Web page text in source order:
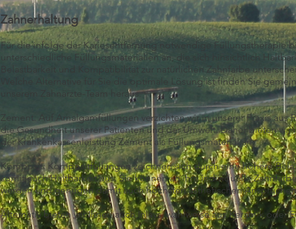
Zahnerhaltung
Für die infolge der Kariesentfernung notwendige Füllungstherapie
unterschiedliche Füllungsmaterialien an, die sich hinsichtlich
Belastbarkeit und Kompatibilität zur natürlichen Zahnfarbe
Welche Alternative für Sie die optimale Lösung ist finden Sie
unserem Zahnärzte-Team heraus.
Zement: Auf Amalgamfüllungen verzichten wir in unserer Praxis aus
die Gesundheit unserer Patienten und der Umwelt. Daher bieten wir
der Krankenkassenleistung Zement als Füllungsmaterial an.
Komposit: Kompositfüllungen zeichnen sich durch eine höhere
somit auch Haltbarkeit aus. Sie können an ihre individuelle
werden und genügen damit auch höchsten ästhetischen
Alternativ bieten wir Ihnen auch Inlays, wahlweise aus Keramik oder